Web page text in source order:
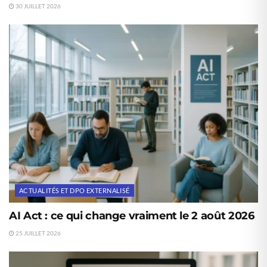
30 JUILLET 2026
ACTUALITÉS ET DPO EXTERNALISÉ
AI Act : ce qui change vraiment le 2 août 2026
25 JUILLET 2026